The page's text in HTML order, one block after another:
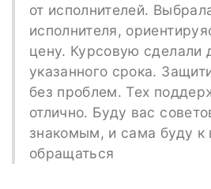
от исполнителей.
исполнителя,
цену. Курсовую сделали
указанного срока.
без проблем. Тех
отлично. Буду вас
знакомым, и сама буду
обращаться